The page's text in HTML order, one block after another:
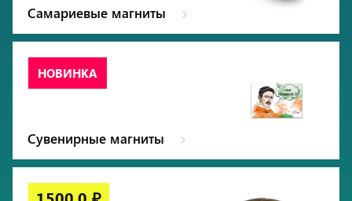
Самариевые магниты
Сувенирные магниты